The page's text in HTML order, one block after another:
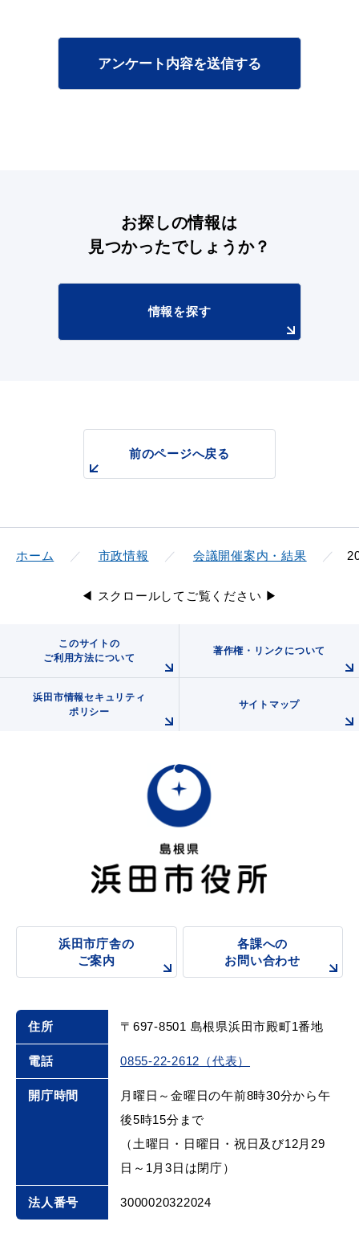
アンケート内容を送信する
お探しの情報は
見つかったでしょうか？
情報を探す
前のページへ戻る
ホーム 市政情報 会議開催案内・結果
◀ スクロールしてご覧ください ▶
このサイトの
ご利用方法について
著作権・リンクについて
浜田市情報セキュリティ
ポリシー
サイトマップ
浜田市庁舎の
ご案内
各課への
お問い合わせ
住所 〒697-8501 島根県浜田市殿町1番地
電話 0855-22-2612（代表）
開庁時間
月曜日～金曜日の午前8時30分から午
後5時15分まで
（土曜日・日曜日・祝日及び12月29
日～1月3日は閉庁）
法人番号 3000020322024